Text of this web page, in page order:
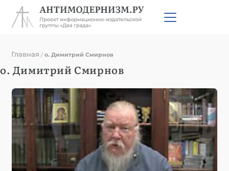
Главная /о. Димитрий Смирнов
о. Димитрий Смирнов